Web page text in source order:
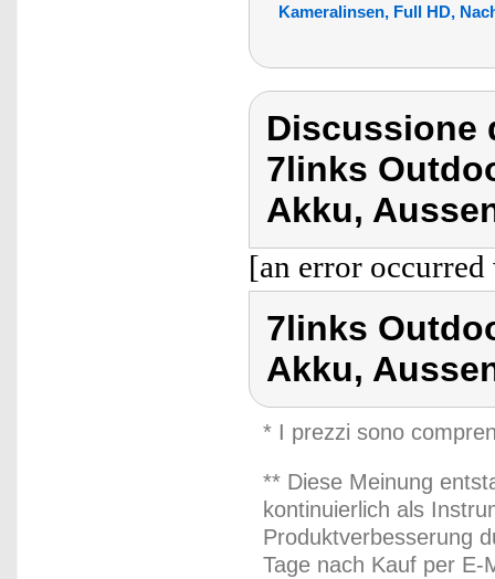
Kameralinsen, Full HD,
Discussione
7links
Akku,
[an error
7links
Akku,
* I prezzi sono
** Diese Meinung
kontinuierlich als
Produktverbesserung
Tage nach Kauf per E-